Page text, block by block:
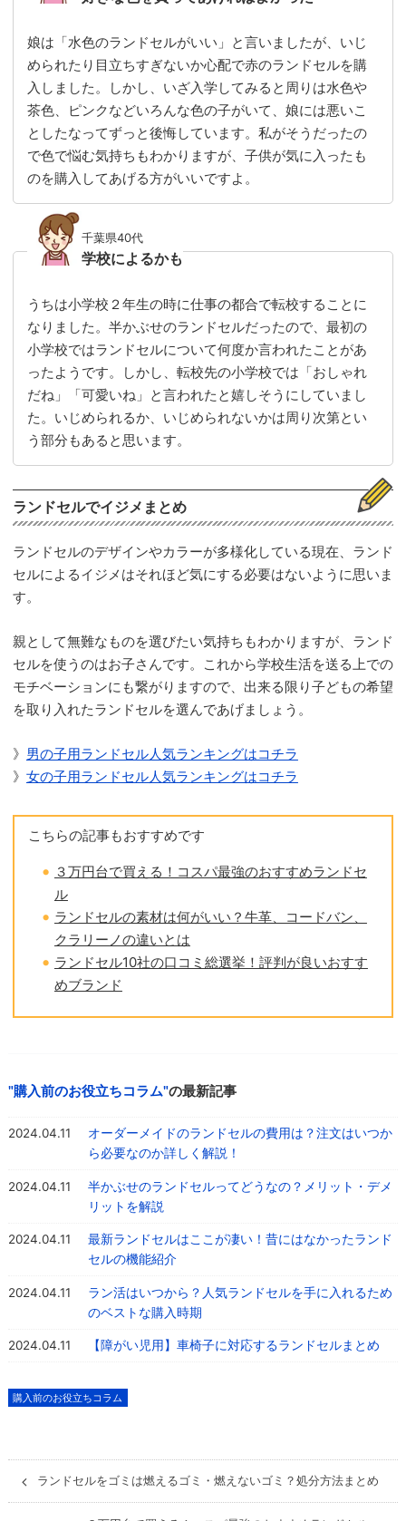
娘は「水色のランドセルがいい」と言いましたが、いじ
められたり目立ちすぎないか心配で赤のランドセルを購
入しました。しかし、いざ入学してみると周りは水色や
茶色、ピンクなどいろんな色の子がいて、娘には悪いこ
としたなってずっと後悔しています。私がそうだったの
で色で悩む気持ちもわかりますが、子供が気に入ったも
のを購入してあげる方がいいですよ。
千葉県40代
学校によるかも
うちは小学校２年生の時に仕事の都合で転校することに
なりました。半かぶせのランドセルだったので、最初の
小学校ではランドセルについて何度か言われたことがあ
ったようです。しかし、転校先の小学校では「おしゃれ
だね」「可愛いね」と言われたと嬉しそうにしていまし
た。いじめられるか、いじめられないかは周り次第とい
う部分もあると思います。
ランドセルでイジメまとめ
ランドセルのデザインやカラーが多様化している現在、ランド
セルによるイジメはそれほど気にする必要はないように思いま
す。
親として無難なものを選びたい気持ちもわかりますが、ランド
セルを使うのはお子さんです。これから学校生活を送る上での
モチベーションにも繋がりますので、出来る限り子どもの希望
を取り入れたランドセルを選んであげましょう。
》 男の子用ランドセル人気ランキングはコチラ
》 女の子用ランドセル人気ランキングはコチラ
こちらの記事もおすすめです
３万円台で買える！コスパ最強のおすすめランドセ
ル
ランドセルの素材は何がいい？牛革、コードバン、
クラリーノの違いとは
ランドセル10社の口コミ総選挙！評判が良いおすす
めブランド
購入前のお役立ちコラム の最新記事
2024.04.11
オーダーメイドのランドセルの費用は？注文はいつか
ら必要なのか詳しく解説！
2024.04.11
半かぶせのランドセルってどうなの？メリット・デメ
リットを解説
2024.04.11
最新ランドセルはここが凄い！昔にはなかったランド
セルの機能紹介
2024.04.11
ラン活はいつから？人気ランドセルを手に入れるため
のベストな購入時期
2024.04.11 【障がい児用】車椅子に対応するランドセルまとめ
購入前のお役立ちコラム
ランドセルをゴミは燃えるゴミ・燃えないゴミ？処分方法まとめ